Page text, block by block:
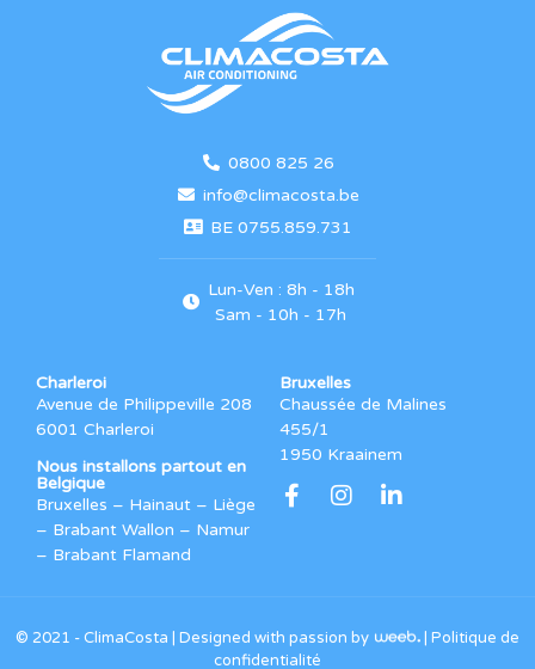
0800 825 26
info@climacosta.be
BE 0755.859.731
Lun-Ven : 8h - 18h
Sam - 10h - 17h
Charleroi
Avenue de Philippeville 208
6001 Charleroi
Nous installons partout en
Belgique
Bruxelles – Hainaut – Liège
– Brabant Wallon – Namur
– Brabant Flamand
Bruxelles
Chaussée de Malines
455/1
1950 Kraainem
© 2021 - ClimaCosta | Designed with passion by | Politique de
confidentialité